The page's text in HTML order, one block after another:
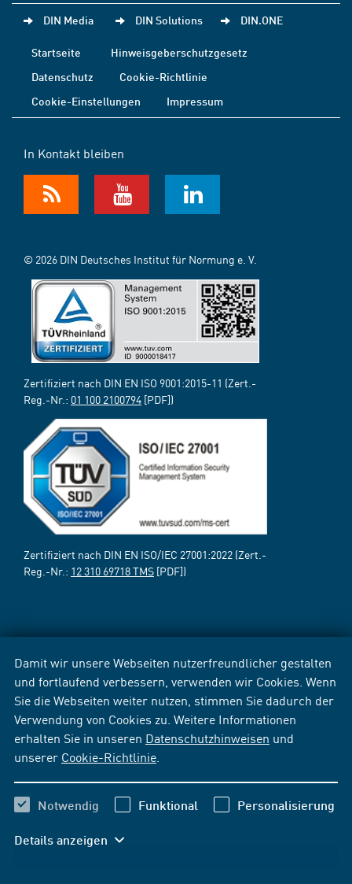
Damit wir unsere Webseiten nutzerfreundlicher gestalten
und fortlaufend verbessern, verwenden wir Cookies. Wenn
Sie die Webseiten weiter nutzen, stimmen Sie dadurch der
Verwendung von Cookies zu. Weitere Informationen
erhalten Sie in unseren Datenschutzhinweisen und
unserer Cookie-Richtlinie
Notwendig Funktional Personalisierung
Details anzeigen
DIN Media DIN Solutions DIN.ONE
Startseite
Hinweisgeberschutzgesetz
Datenschutz
Cookie-Richtlinie
Cookie-Einstellungen
Impressum
In Kontakt bleiben
© 2026 DIN Deutsches Institut für Normung e. V.
Zertifiziert nach DIN EN ISO 9001:2015-11 (Zert.-
Reg.-Nr.: 01 100 2100794 [PDF])
Zertifiziert nach DIN EN ISO/IEC 27001:2022 (Zert.-
Reg.-Nr.: 12 310 69718 TMS [PDF])